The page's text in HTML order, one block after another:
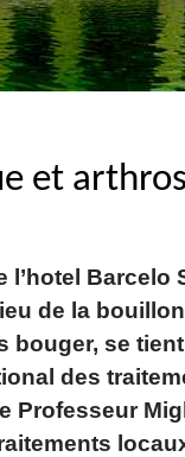
et
Barcelo
de la
bouger, se
des
Professeur